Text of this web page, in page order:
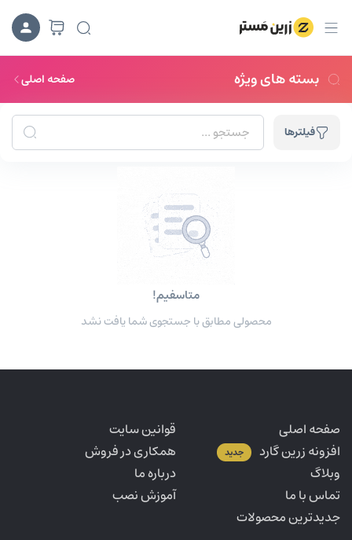
بسته های ویژه صفحه اصلی
فیلترها
متاسفیم!
محصولی مطابق با جستجوی شما یافت نشد
صفحه اصلی
قوانین سایت
افزونه زرین گارد
جدید
همکاری در فروش
وبلاگ
درباره ما
تماس با ما
آموزش نصب
جدیدترین محصولات